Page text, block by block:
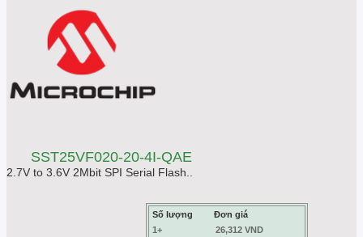
SST25VF020-20-4I-QAE
2.7V to 3.6V 2Mbit SPI Serial Flash..
Số lượng
Đơn giá
1+
26,312 VND